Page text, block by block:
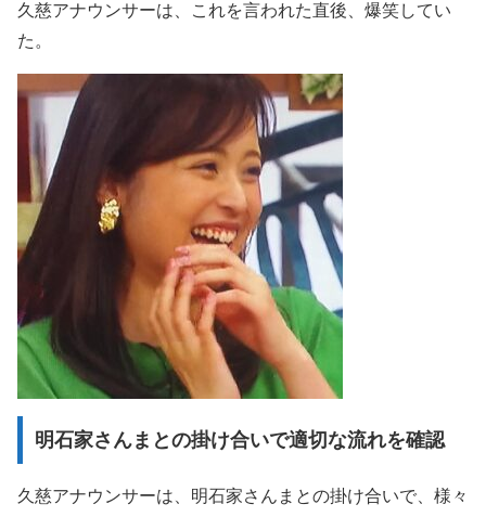
久慈アナウンサーは、これを言われた直後、爆笑してい
た。
明石家さんまとの掛け合いで適切な流れを確認
久慈アナウンサーは、明石家さんまとの掛け合いで、様々